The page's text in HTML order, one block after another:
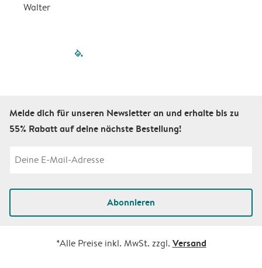
Walter
filled-pagination
Melde dich für unseren Newsletter an und erhalte bis zu
55% Rabatt auf deine nächste Bestellung!
Abonnieren
*Alle Preise inkl. MwSt. zzgl. Versand